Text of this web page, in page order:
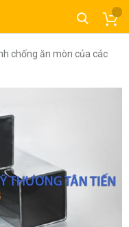
chống ăn mòn của các